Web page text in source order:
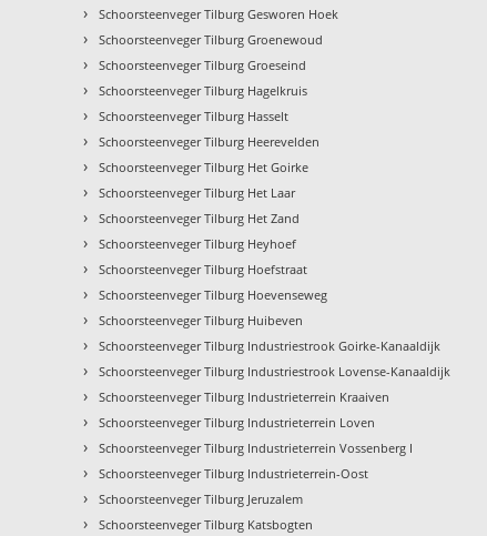
› Schoorsteenveger Tilburg Gesworen Hoek
› Schoorsteenveger Tilburg Groenewoud
› Schoorsteenveger Tilburg Groeseind
› Schoorsteenveger Tilburg Hagelkruis
› Schoorsteenveger Tilburg Hasselt
› Schoorsteenveger Tilburg Heerevelden
› Schoorsteenveger Tilburg Het Goirke
› Schoorsteenveger Tilburg Het Laar
› Schoorsteenveger Tilburg Het Zand
› Schoorsteenveger Tilburg Heyhoef
› Schoorsteenveger Tilburg Hoefstraat
› Schoorsteenveger Tilburg Hoevenseweg
› Schoorsteenveger Tilburg Huibeven
› Schoorsteenveger Tilburg Industriestrook Goirke-Kanaaldijk
› Schoorsteenveger Tilburg Industriestrook Lovense-Kanaaldijk
› Schoorsteenveger Tilburg Industrieterrein Kraaiven
› Schoorsteenveger Tilburg Industrieterrein Loven
› Schoorsteenveger Tilburg Industrieterrein Vossenberg I
› Schoorsteenveger Tilburg Industrieterrein-Oost
› Schoorsteenveger Tilburg Jeruzalem
› Schoorsteenveger Tilburg Katsbogten